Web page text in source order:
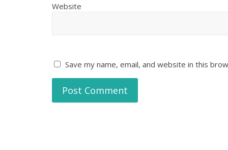
Website
Save my name, email, and website in this